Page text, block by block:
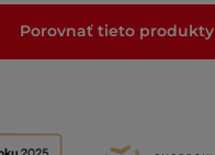
Porovnať tieto produkty